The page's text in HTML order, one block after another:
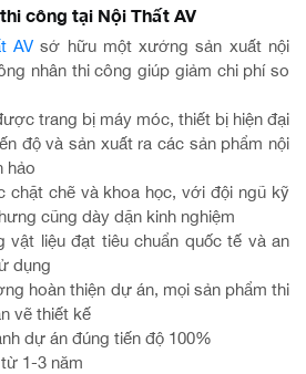
công tại Nội Thất AV
AV sở hữu một xưởng sản xuất nội
nhân thi công giúp giảm chi phí so
trang bị máy móc, thiết bị hiện đại
độ và sản xuất ra các sản phẩm nội
hảo
chặt chẽ và khoa học, với đội ngũ kỹ
cũng dày dặn kinh nghiệm
vật liệu đạt tiêu chuẩn quốc tế và an
dụng
hoàn thiện dự án, mọi sản phẩm thi
vẽ thiết kế
dự án đúng tiến độ 100%
1-3 năm